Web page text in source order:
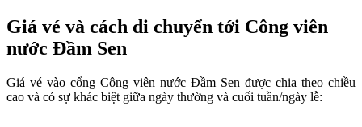
Giá vé và cách di chuyển tới Công viên
nước Đầm Sen
Giá vé vào cổng Công viên nước Đầm Sen được chia theo chiều
cao và có sự khác biệt giữa ngày thường và cuối tuần/ngày lễ: